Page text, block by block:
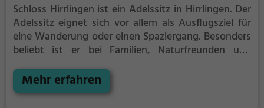
Schloss Hirrlingen ist ein Adelssitz in Hirrlingen. Der
Adelssitz eignet sich vor allem als Ausflugsziel für
eine Wanderung oder einen Spaziergang. Besonders
beliebt ist er bei Familien, Naturfreunden und
Aspekte aus längst vergangenen Zeiten und bietet
einen kleinen Einblick in die Geschichte.
Mehr erfahren